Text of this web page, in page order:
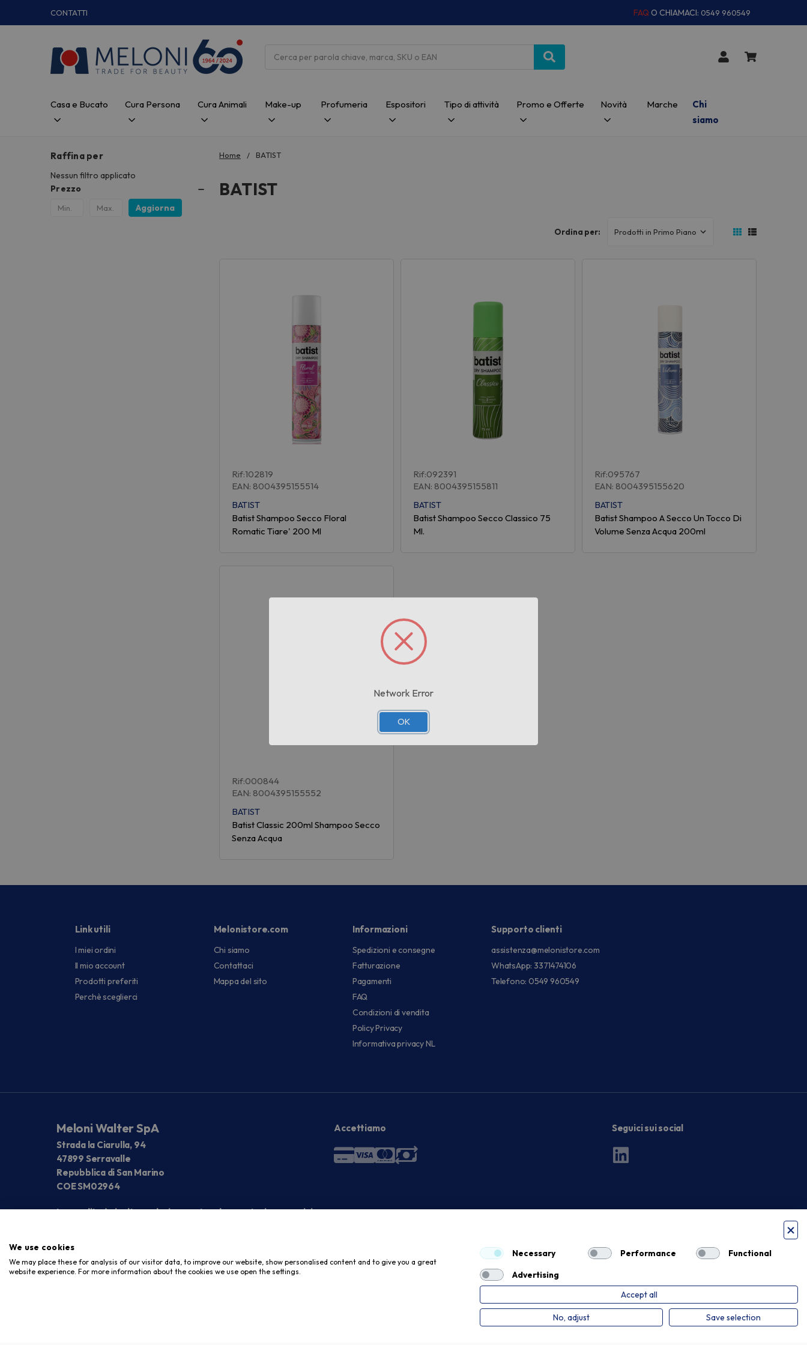
CONTATTI FAQ O CHIAMACI: 0549 960549
Casa e Bucato Cura Persona Cura Animali Make-up Profumeria Espositori Tipo di attività Promo e Offerte Novità Marche
Chi
siamo
Home BATIST
BATIST
Raffina per
Nessun filtro applicato
Prezzo
Aggiorna
Ordina per:
Rif:102819
EAN: 8004395155514
BATIST
Batist Shampoo Secco Floral
Romatic Tiare' 200 Ml
Rif:092391
EAN: 8004395155811
BATIST
Batist Shampoo Secco Classico 75
Ml.
Rif:095767
EAN: 8004395155620
BATIST
Batist Shampoo A Secco Un Tocco Di
Volume Senza Acqua 200ml
Rif:000844
EAN: 8004395155552
BATIST
Batist Classic 200ml Shampoo Secco
Senza Acqua
Link utili
I miei ordini
Il mio account
Prodotti preferiti
Perchè sceglierci
Melonistore.com
Chi siamo
Contattaci
Mappa del sito
Informazioni
Spedizioni e consegne
Fatturazione
Pagamenti
FAQ
Condizioni di vendita
Policy Privacy
Informativa privacy NL
Supporto clienti
assistenza@melonistore.com
WhatsApp: 3371474106
Telefono: 0549 960549
Meloni Walter SpA
Strada la Ciarulla, 94
47899 Serravalle
Repubblica di San Marino
COE SM02964
La vendita è rivolta esclusivamente ad operatori economici
Accettiamo Seguici sui social
Privacy Policy
We use cookies
We may place these for analysis of our visitor data, to improve our website, show personalised content and to give you a great
website experience. For more information about the cookies we use open the settings.
Necessary Performance
Functional
Advertising
Accept all
No, adjust Save selection
Network Error
OK